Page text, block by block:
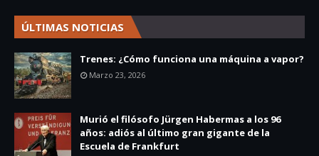
ÚLTIMAS NOTICIAS
Trenes: ¿Cómo funciona una máquina a vapor?
Marzo 23, 2026
Murió el filósofo Jürgen Habermas a los 96
años: adiós al último gran gigante de la
Escuela de Frankfurt